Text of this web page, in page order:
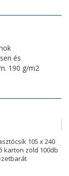
és
190 g/m2
105 x 240
karton zöld 100db